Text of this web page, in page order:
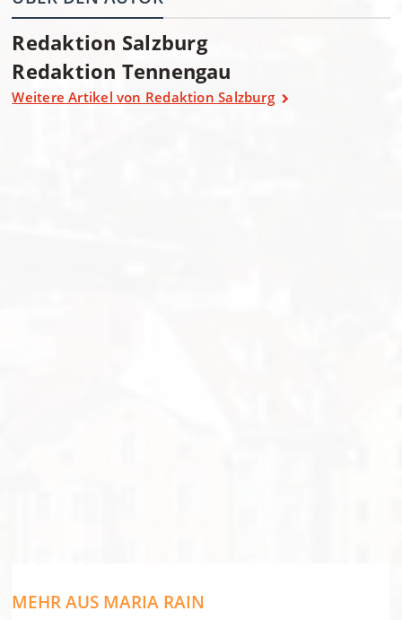
Redaktion Salzburg
Redaktion Tennengau
Weitere Artikel von Redaktion Salzburg